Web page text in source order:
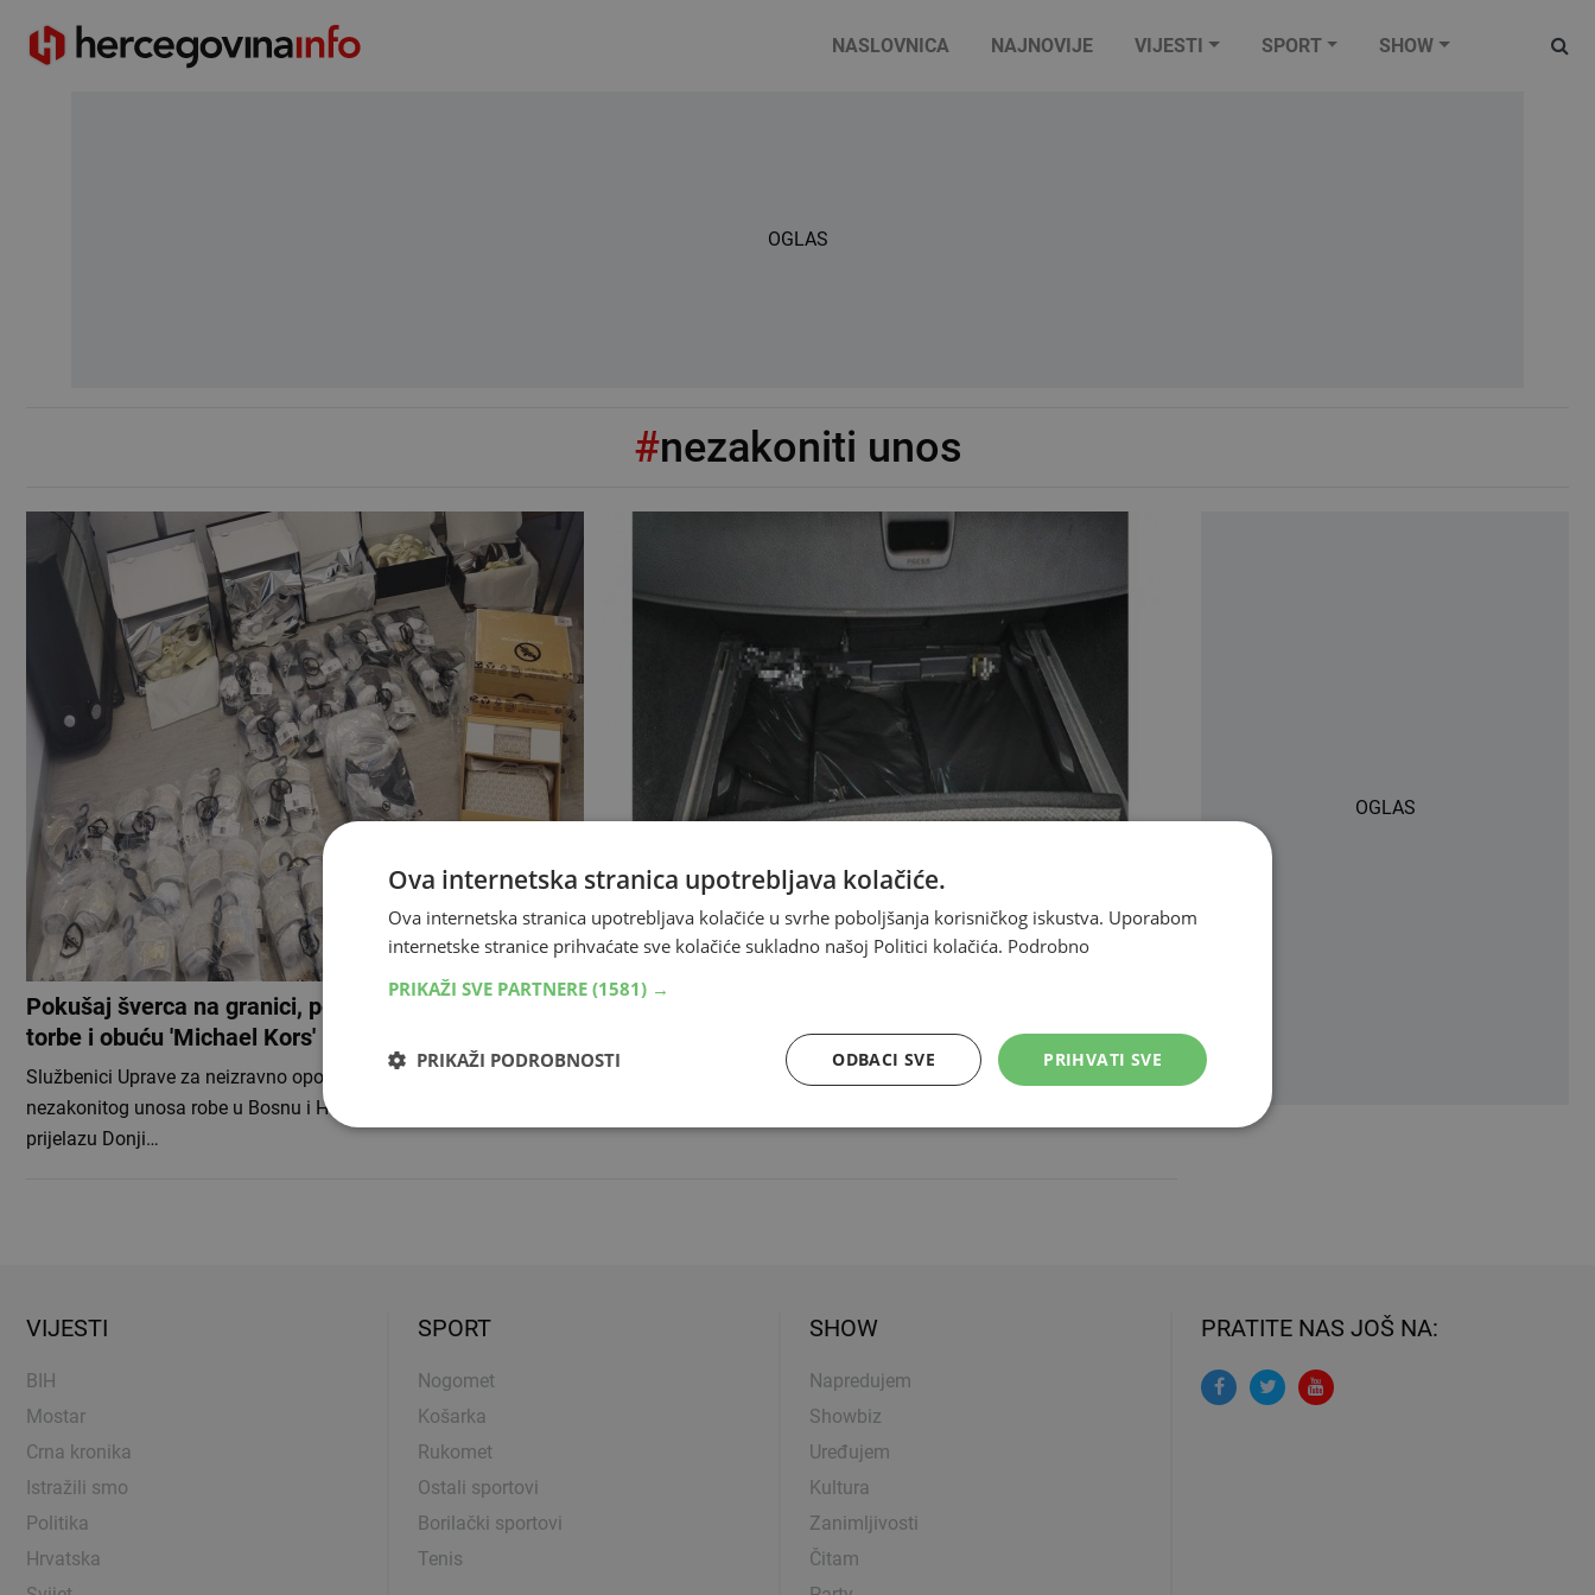
NASLOVNICA NAJNOVIJE VIJESTI SPORT SHOW
OGLAS
#nezakoniti unos
Pokušaj šverca na granici, policija mu zaplijenjenila
torbe i obuću 'Michael Kors'
Službenici Uprave za neizravno oporezivanje spriječili su pokušaj
nezakonitog unosa robe u Bosnu i Hercegovinu na graničnom
prijelazu Donji…
Državljanin BiH 'pao' na granici s 40.000 tableta
Carinski i policijski službenici Reublike Hrvatske, na graničnom
prijelazu Stara Gradiška spriječili su pokušaj nezakonitog unosa
OGLAS
VIJESTI
BIH
Mostar
Crna kronika
Istražili smo
Politika
Hrvatska
SPORT
Nogomet
Košarka
Rukomet
Ostali sportovi
Borilački sportovi
Tenis
SHOW
Napredujem
Showbiz
Uređujem
Kultura
Zanimljivosti
Čitam
PRATITE NAS JOŠ NA:
Ova internetska stranica upotrebljava kolačiće.
Ova internetska stranica upotrebljava kolačiće u svrhe poboljšanja korisničkog iskustva. Uporabom
internetske stranice prihvaćate sve kolačiće sukladno našoj Politici kolačića. Podrobno
PRIKAŽI SVE PARTNERE (1581) →
PRIHVATI SVE
ODBACI SVE
PRIKAŽI PODROBNOSTI